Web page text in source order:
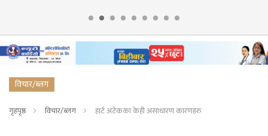
विचार/ब्लग
गृहपृष्ठ विचार/ब्लग हार्ट अटेकका केही असाधारण कारणहरु